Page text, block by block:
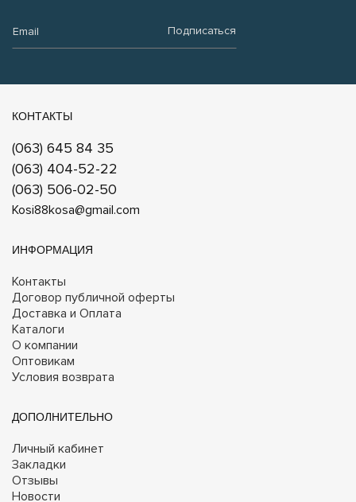
Подписаться
КОНТАКТЫ
(063) 645 84 35
(063) 404-52-22
(063) 506-02-50
Kosi88kosa@gmail.com
ИНФОРМАЦИЯ
Контакты
Договор публичной оферты
Доставка и Оплата
Каталоги
О компании
Оптовикам
Условия возврата
ДОПОЛНИТЕЛЬНО
Личный кабинет
Закладки
Отзывы
Новости